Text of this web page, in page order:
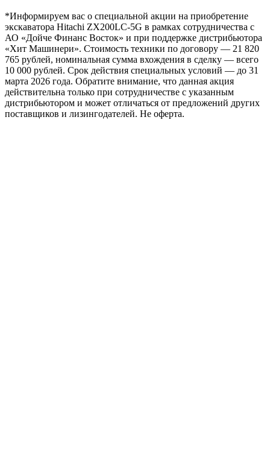
*Информируем вас о специальной акции на приобретение
экскаватора Hitachi ZX200LC-5G в рамках сотрудничества с
АО «Дойче Финанс Восток» и при поддержке дистрибьютора
«Хит Машинери». Стоимость техники по договору — 21 820
765 рублей, номинальная сумма вхождения в сделку — всего
10 000 рублей. Срок действия специальных условий — до 31
марта 2026 года. Обратите внимание, что данная акция
действительна только при сотрудничестве с указанным
дистрибьютором и может отличаться от предложений других
поставщиков и лизингодателей. Не оферта.